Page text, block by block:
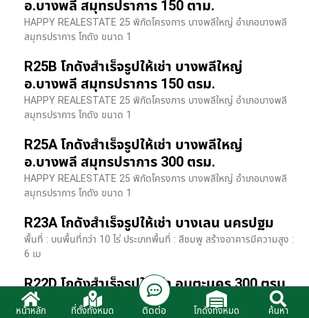
อ.บางพลี สมุทรปราการ 150 ตาม.
HAPPY REALESTATE 25 พิกัดโครงการ บางพลีใหญ่ อำเภอบางพลี
สมุทรปราการ โกดัง ขนาด 1
R25B โกดังสำเร็จรูปให้เช่า บางพลีใหญ่
อ.บางพลี สมุทรปราการ 150 ตรม.
HAPPY REALESTATE 25 พิกัดโครงการ บางพลีใหญ่ อำเภอบางพลี
สมุทรปราการ โกดัง ขนาด 1
R25A โกดังสำเร็จรูปให้เช่า บางพลีใหญ่
อ.บางพลี สมุทรปราการ 300 ตรม.
HAPPY REALESTATE 25 พิกัดโครงการ บางพลีใหญ่ อำเภอบางพลี
สมุทรปราการ โกดัง ขนาด 1
R23A โกดังสำเร็จรูปให้เช่า บางเลน นครปฐม
พื้นที่ : บนพื้นที่กว่า 10 ไร่ ประเภทพื้นที่ : สีชมพู สร้างอาคารมีความสูง :
6 เม
R22D โกดังสำเร็จรูปให้เช่า อมตะนคร 300 ตรม.
HR22 โกดังสำเร็จรูปให้เช่า พิกัด ติดนิคมอมตะนคร อ.พานทอง จ.ชลบุรี
รายละเอียดโรงง
หน้าหลัก ที่ตั้งทั้งหมด ติดต่อ โกดังทั้งหมด ค้นหา